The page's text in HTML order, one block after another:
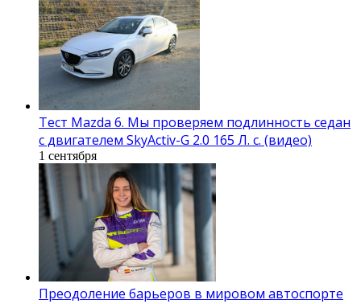
Тест Mazda 6. Мы проверяем подлинность седан
с двигателем SkyActiv-G 2.0 165 Л. с. (видео)
1 сентября
Преодоление барьеров в мировом автоспорте